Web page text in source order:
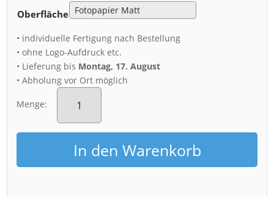
Oberfläche
• individuelle Fertigung nach Bestellung
• ohne Logo-Aufdruck etc.
• Lieferung bis Montag, 17. August
• Abholung vor Ort möglich
Menge:
Poster
(01245)
Dresden
Menge
In den Warenkorb